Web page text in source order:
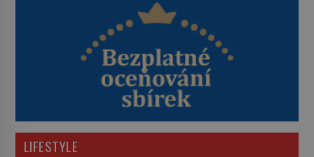
LIFESTYLE